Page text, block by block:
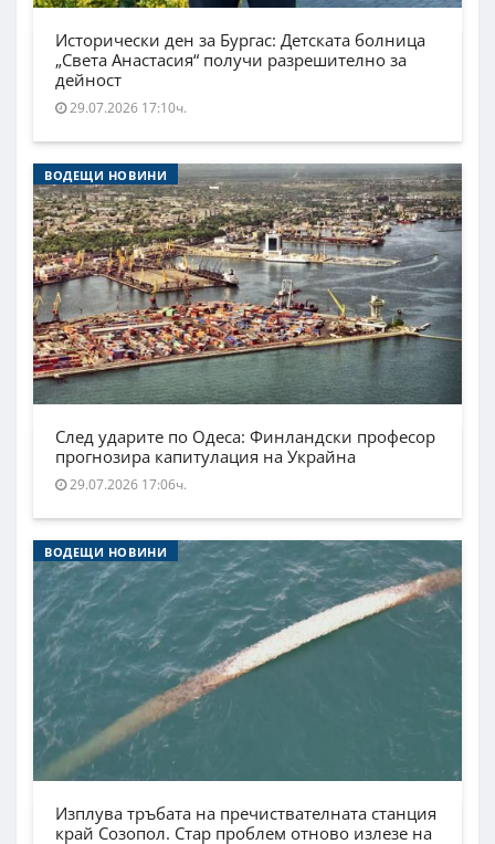
Исторически ден за Бургас: Детската болница
„Света Анастасия“ получи разрешително за
дейност
29.07.2026 17:10ч.
ВОДЕЩИ НОВИНИ
След ударите по Одеса: Финландски професор
прогнозира капитулация на Украйна
29.07.2026 17:06ч.
ВОДЕЩИ НОВИНИ
Изплува тръбата на пречиствателната станция
край Созопол. Стар проблем отново излезе на